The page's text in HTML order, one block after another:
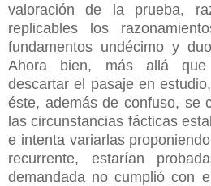
valoración de la prueba,
replicables los
fundamentos undécimo y
Ahora bien, más allá
descartar el pasaje en
éste, además de confuso, se
las circunstancias fácticas
e intenta variarlas
recurrente, estarían
demandada no cumplió con